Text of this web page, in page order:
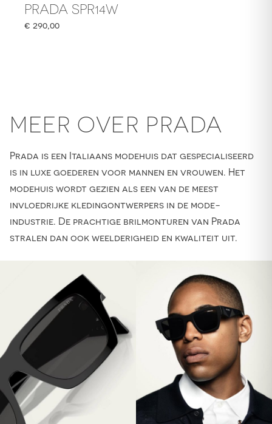
PRADA SPR14W
€ 290,00
MEER OVER PRADA
Prada is een Italiaans modehuis dat gespecialiseerd
is in luxe goederen voor mannen en vrouwen. Het
modehuis wordt gezien als een van de meest
invloedrijke kledingontwerpers in de mode-
industrie. De prachtige brilmonturen van Prada
stralen dan ook weelderigheid en kwaliteit uit.